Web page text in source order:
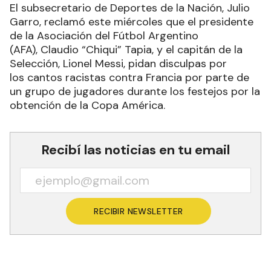
El subsecretario de Deportes de la Nación, Julio
Garro, reclamó este miércoles que el presidente
de la Asociación del Fútbol Argentino
(AFA), Claudio “Chiqui” Tapia, y el capitán de la
Selección, Lionel Messi, pidan disculpas por
los cantos racistas contra Francia por parte de
un grupo de jugadores durante los festejos por la
obtención de la Copa América.
Recibí las noticias en tu email
RECIBIR NEWSLETTER